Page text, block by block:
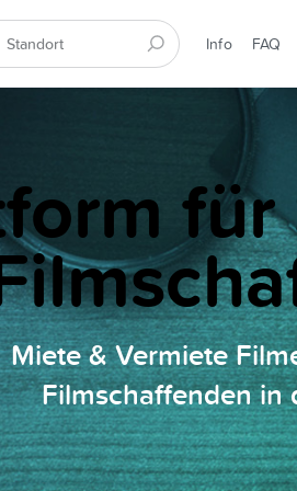
Info FAQ
für
Miete & Vermiete
Filmschaffenden in